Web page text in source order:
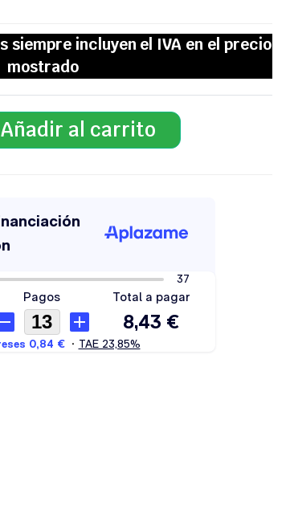
Añadir al carrito